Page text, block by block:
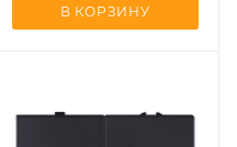
В КОРЗИНУ